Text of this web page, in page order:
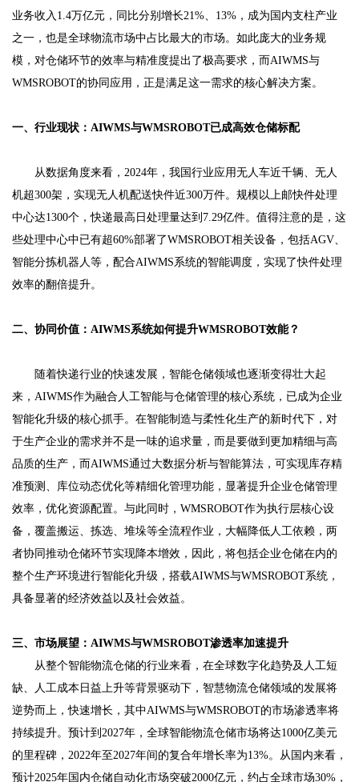
业务收入1.4万亿元，同比分别增长21%、13%，成为国内支柱产业
之一，也是全球物流市场中占比最大的市场。如此庞大的业务规
模，对仓储环节的效率与精准度提出了极高要求，而AIWMS与
WMSROBOT的协同应用，正是满足这一需求的核心解决方案。
一、行业现状：AIWMS与WMSROBOT已成高效仓储标配
从数据角度来看，2024年，我国行业应用无人车近千辆、无人
机超300架，实现无人机配送快件近300万件。规模以上邮快件处理
中心达1300个，快递最高日处理量达到7.29亿件。值得注意的是，这
些处理中心中已有超60%部署了WMSROBOT相关设备，包括AGV、
智能分拣机器人等，配合AIWMS系统的智能调度，实现了快件处理
效率的翻倍提升。
二、协同价值：AIWMS系统如何提升WMSROBOT效能？
随着快递行业的快速发展，智能仓储领域也逐渐变得壮大起
来，AIWMS作为融合人工智能与仓储管理的核心系统，已成为企业
智能化升级的核心抓手。在智能制造与柔性化生产的新时代下，对
于生产企业的需求并不是一味的追求量，而是要做到更加精细与高
品质的生产，而AIWMS通过大数据分析与智能算法，可实现库存精
准预测、库位动态优化等精细化管理功能，显著提升企业仓储管理
效率，优化资源配置。与此同时，WMSROBOT作为执行层核心设
备，覆盖搬运、拣选、堆垛等全流程作业，大幅降低人工依赖，两
者协同推动仓储环节实现降本增效，因此，将包括企业仓储在内的
整个生产环境进行智能化升级，搭载AIWMS与WMSROBOT系统，
具备显著的经济效益以及社会效益。
三、市场展望：AIWMS与WMSROBOT渗透率加速提升
从整个智能物流仓储的行业来看，在全球数字化趋势及人工短
缺、人工成本日益上升等背景驱动下，智慧物流仓储领域的发展将
逆势而上，快速增长，其中AIWMS与WMSROBOT的市场渗透率将
持续提升。预计到2027年，全球智能物流仓储市场将达1000亿美元
的里程碑，2022年至2027年间的复合年增长率为13%。从国内来看，
预计2025年国内仓储自动化市场突破2000亿元，约占全球市场30%，